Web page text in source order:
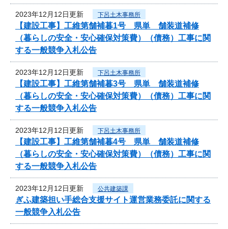
2023年12月12日更新 下呂土木事務所
【建設工事】工維第舗補暮1号 県単 舗装道補修
（暮らしの安全・安心確保対策費）（債務）工事に関
する一般競争入札公告
2023年12月12日更新 下呂土木事務所
【建設工事】工維第舗補暮3号 県単 舗装道補修
（暮らしの安全・安心確保対策費）（債務）工事に関
する一般競争入札公告
2023年12月12日更新 下呂土木事務所
【建設工事】工維第舗補暮4号 県単 舗装道補修
（暮らしの安全・安心確保対策費）（債務）工事に関
する一般競争入札公告
2023年12月12日更新 公共建築課
ぎふ建築担い手総合支援サイト運営業務委託に関する
一般競争入札公告